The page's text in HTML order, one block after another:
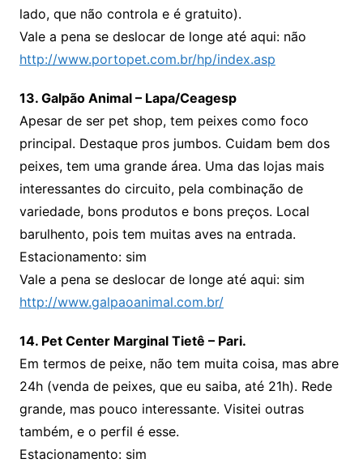
lado, que não controla e é gratuito).
Vale a pena se deslocar de longe até aqui: não
http://www.portopet.com.br/hp/index.asp
13. Galpão Animal – Lapa/Ceagesp
Apesar de ser pet shop, tem peixes como foco
principal. Destaque pros jumbos. Cuidam bem dos
peixes, tem uma grande área. Uma das lojas mais
interessantes do circuito, pela combinação de
variedade, bons produtos e bons preços. Local
barulhento, pois tem muitas aves na entrada.
Estacionamento: sim
Vale a pena se deslocar de longe até aqui: sim
http://www.galpaoanimal.com.br/
14. Pet Center Marginal Tietê – Pari.
Em termos de peixe, não tem muita coisa, mas abre
24h (venda de peixes, que eu saiba, até 21h). Rede
grande, mas pouco interessante. Visitei outras
também, e o perfil é esse.
Estacionamento: sim